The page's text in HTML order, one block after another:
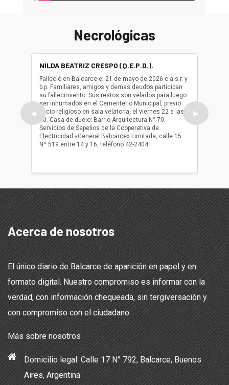
Necrológicas
◀
NILDA BEATRIZ CRESPO (Q.E.P.D.).
Falleció en Balcarce el 21 de mayo de 2026 c.a.s.r. y
b.p. Familiares, amigos y demas deudos participan
su fallecimiento. Sus restos son velados para luego
ser inhumados en el Cementerio Municipal, previo
oficio religioso en sala velatoria, el viernes 22 a las
10. Casa de duelo: Barrio Arquitectura N° 70.
Servicios de Sepelios de la Cooperativa de
Electricidad «General Balcarce» Limitada, calle 15
Nº 519 entre 14 y 16, teléfono 42-2404.
ser
oficio
▶
Acerca de nosotros
El único diario de Balcarce de aparición en papel y en
formato digital. Nuestro compromiso es informar con la
verdad, con información chequeada, sin tergiversación y
con compromiso con el ciudadano.
Más sobre nosotros
Domicilio legal: Calle 17 N° 792, Balcarce, Buenos
Aires, Argentina